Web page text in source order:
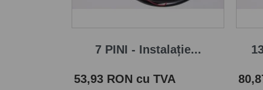
7 PINI - Instalație...
Pret
53,93 RON cu TVA Pret